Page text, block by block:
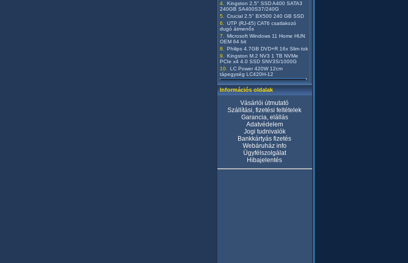
Kingston 2,5" SSD A400 SATA3
240GB SA400S37/240G
Crucial 2.5" BX500 240 GB SSD
UTP (RJ-45) CAT6 csatlakozó
dugó átmenős
Microsoft Windows 11 Home HUN
OEM 64 bit
Philips 4.7GB DVD+R 16x Slim tok
Kingston M.2 NV3 1 TB NVMe
PCIe x4 4.0 SSD SNV3S/1000G
LC Power 420W 12cm
tápegység LC420H-12
Információs oldalak
Vásárlói útmutató
Szállítási, fizetési feltételek
Garancia, elállás
Adatvédelem
Jogi tudnivalók
Bankkártyás fizetés
Webáruház info
Ügyfélszolgálat
Hibajelentés